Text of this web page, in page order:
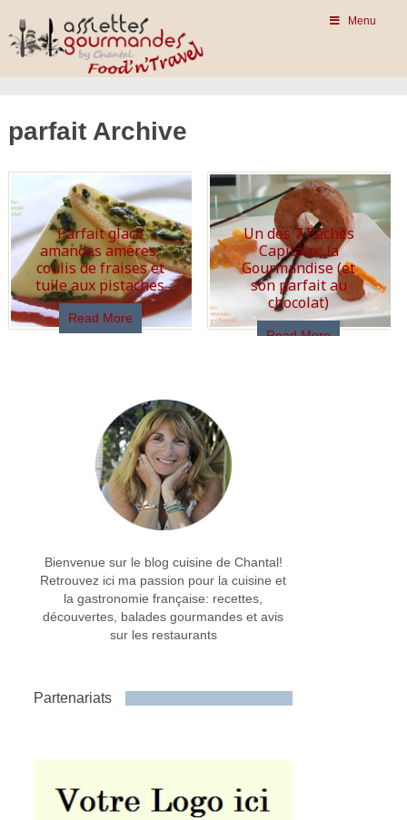
Menu
parfait Archive
Parfait glacé
amandes amères,
coulis de fraises et
tuile aux pistaches
Read More
Un des 7 Péchés
Capitaux: la
Gourmandise (et
son parfait au
chocolat)
Read More
Bienvenue sur le blog cuisine de Chantal!
Retrouvez ici ma passion pour la cuisine et
la gastronomie française: recettes,
découvertes, balades gourmandes et avis
sur les restaurants
Partenariats